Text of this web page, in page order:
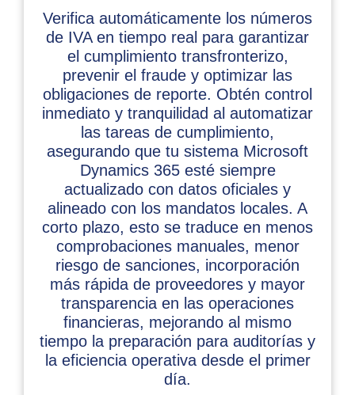
Verifica automáticamente los números
de IVA en tiempo real para garantizar
el cumplimiento transfronterizo,
prevenir el fraude y optimizar las
obligaciones de reporte. Obtén control
inmediato y tranquilidad al automatizar
las tareas de cumplimiento,
asegurando que tu sistema Microsoft
Dynamics 365 esté siempre
actualizado con datos oficiales y
alineado con los mandatos locales. A
corto plazo, esto se traduce en menos
comprobaciones manuales, menor
riesgo de sanciones, incorporación
más rápida de proveedores y mayor
transparencia en las operaciones
financieras, mejorando al mismo
tiempo la preparación para auditorías y
la eficiencia operativa desde el primer
día.